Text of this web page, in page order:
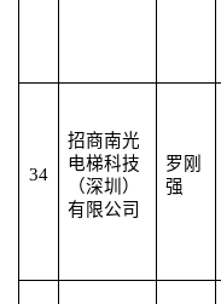
34
招商南光
电梯科技
（深圳）
有限公司
罗刚
强